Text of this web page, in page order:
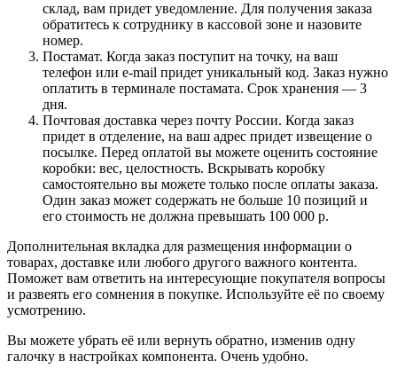
склад, вам придет уведомление. Для получения заказа
обратитесь к сотруднику в кассовой зоне и назовите
номер.
Постамат. Когда заказ поступит на точку, на ваш
телефон или e-mail придет уникальный код. Заказ нужно
оплатить в терминале постамата. Срок хранения — 3
дня.
Почтовая доставка через почту России. Когда заказ
придет в отделение, на ваш адрес придет извещение о
посылке. Перед оплатой вы можете оценить состояние
коробки: вес, целостность. Вскрывать коробку
самостоятельно вы можете только после оплаты заказа.
Один заказ может содержать не больше 10 позиций и
его стоимость не должна превышать 100 000 р.
Дополнительная вкладка для размещения информации о
товарах, доставке или любого другого важного контента.
Поможет вам ответить на интересующие покупателя вопросы
и развеять его сомнения в покупке. Используйте её по своему
усмотрению.
Вы можете убрать её или вернуть обратно, изменив одну
галочку в настройках компонента. Очень удобно.